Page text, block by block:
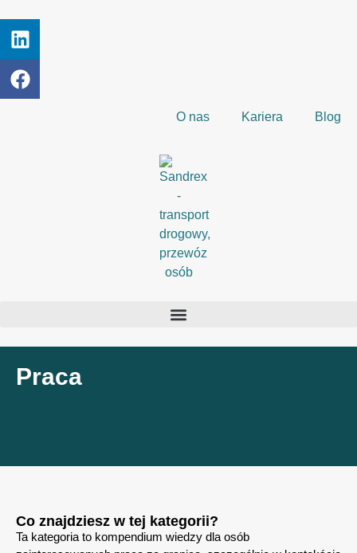
O nas Kariera Blog
Praca
Co znajdziesz w tej kategorii?
Ta kategoria to kompendium wiedzy dla osób